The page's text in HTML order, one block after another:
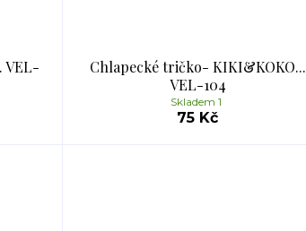
VEL-
Chlapecké tričko- KIKI&KOKO...
VEL-104
75 Kč
Skladem 1